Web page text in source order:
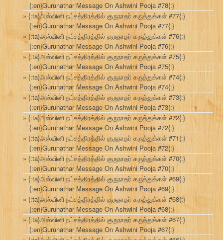
{:en}Gurunathar Message On Ashwini Pooja #78{:}
{:ta}அஸ்வினி நட்சத்திரத்தில் குருநாதர் கருத்துக்கள் #77{:}
{:en}Gurunathar Message On Ashwini Pooja #77{:}
{:ta}அஸ்வினி நட்சத்திரத்தில் குருநாதர் கருத்துக்கள் #76{:}
{:en}Gurunathar Message On Ashwini Pooja #76{:}
{:ta}அஸ்வினி நட்சத்திரத்தில் குருநாதர் கருத்துக்கள் #75{:}
{:en}Gurunathar Message On Ashwini Pooja #75{:}
{:ta}அஸ்வினி நட்சத்திரத்தில் குருநாதர் கருத்துக்கள் #74{:}
{:en}Gurunathar Message On Ashwini Pooja #74{:}
{:ta}அஸ்வினி நட்சத்திரத்தில் குருநாதர் கருத்துக்கள் #73{:}
{:en}Gurunathar Message On Ashwini Pooja #73{:}
{:ta}அஸ்வினி நட்சத்திரத்தில் குருநாதர் கருத்துக்கள் #72{:}
{:en}Gurunathar Message On Ashwini Pooja #72{:}
{:ta}அஸ்வினி நட்சத்திரத்தில் குருநாதர் கருத்துக்கள் #71{:}
{:en}Gurunathar Message On Ashwini Pooja #72{:}
{:ta}அஸ்வினி நட்சத்திரத்தில் குருநாதர் கருத்துக்கள் #70{:}
{:en}Gurunathar Message On Ashwini Pooja #70{:}
{:ta}அஸ்வினி நட்சத்திரத்தில் குருநாதர் கருத்துக்கள் #69{:}
{:en}Gurunathar Message On Ashwini Pooja #69{:}
{:ta}அஸ்வினி நட்சத்திரத்தில் குருநாதர் கருத்துக்கள் #68{:}
{:en}Gurunathar Message On Ashwini Pooja #68{:}
{:ta}அஸ்வினி நட்சத்திரத்தில் குருநாதர் கருத்துக்கள் #67{:}
{:en}Gurunathar Message On Ashwini Pooja #67{:}